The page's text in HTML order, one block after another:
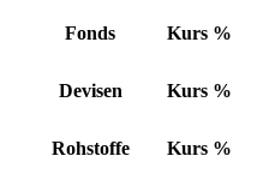
Fonds Kurs %
Devisen Kurs %
Rohstoffe Kurs %